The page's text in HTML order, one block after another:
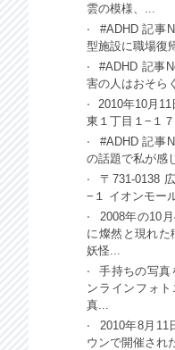
雲の模様、...
#ADHD 記事
型施設に職場復
#ADHD 記事
害の人はおそら
2010年10月
東１丁目１−１
#ADHD 記事
の話題で私が感
〒731-0138
−１ イオンモー
2008年の10
に燦然と現れた
妖怪...
手持ちの写真
ンラインフォ
真...
2010年8月11
ウンで開催され